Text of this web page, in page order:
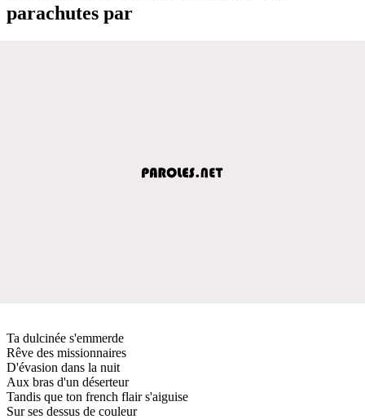
parachutes par
Ta dulcinée s'emmerde
Rêve des missionnaires
D'évasion dans la nuit
Aux bras d'un déserteur
Tandis que ton french flair s'aiguise
Sur ses dessus de couleur